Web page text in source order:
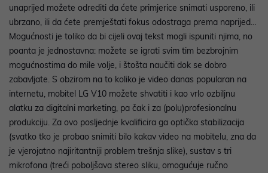
unaprijed možete odrediti da ćete primjerice snimati usporeno, ili
ubrzano, ili da ćete premještati fokus odostraga prema naprijed…
Mogućnosti je toliko da bi cijeli ovaj tekst mogli ispuniti njima, no
poanta je jednostavna: možete se igrati svim tim bezbrojnim
mogućnostima do mile volje, i štošta naučiti dok se dobro
zabavljate. S obzirom na to koliko je video danas popularan na
internetu, mobitel LG V10 možete shvatiti i kao vrlo ozbiljnu
alatku za digitalni marketing, pa čak i za (polu)profesionalnu
produkciju. Za ovo posljednje kvalificira ga optička stabilizacija
(svatko tko je probao snimiti bilo kakav video na mobitelu, zna da
je vjerojatno najiritantniji problem trešnja slike), sustav s tri
mikrofona (treći poboljšava stereo sliku, omogućuje ručno